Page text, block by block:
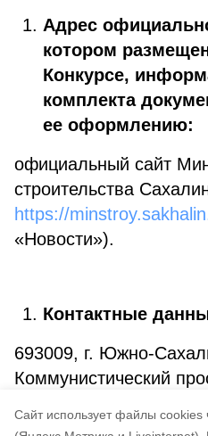
Cайт использует файлы cookies
Адрес
котором
Конкурсе,
комплекта
ее оформлению:
официальный сайт
строительства
https://
«Новости»).
Контактные
693009, г. Южно-
Коммунистический
67-07-24.